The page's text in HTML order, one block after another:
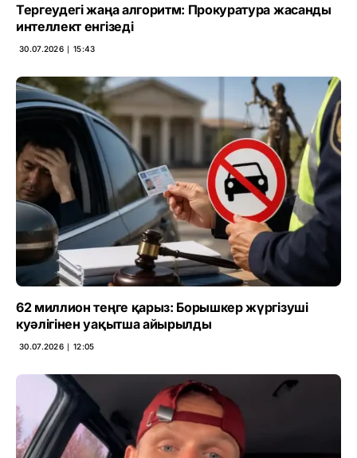
Тергеудегі жаңа алгоритм: Прокуратура жасанды
интеллект енгізеді
30.07.2026 ∣ 15:43
62 миллион теңге қарыз: Борышкер жүргізуші
куәлігінен уақытша айырылды
30.07.2026 ∣ 12:05